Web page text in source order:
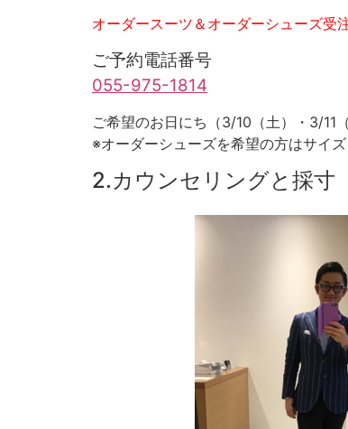
オーダースーツ＆オーダーシューズ受
ご予約電話番号
055-975-1814
ご希望のお日にち（3/10（土）・3/11
※オーダーシューズを希望の方はサイズ
2.カウンセリングと採寸